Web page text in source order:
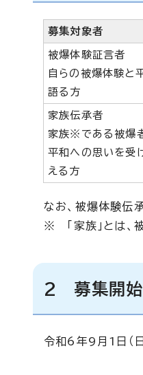
募集対象者
被爆体験証言者
自らの被爆体験と
語る方
家族伝承者
家族※である被爆
平和への思いを受
える方
なお、被爆体験伝
※ 「家族」とは、
2 募集開始
令和6年9月1日（日